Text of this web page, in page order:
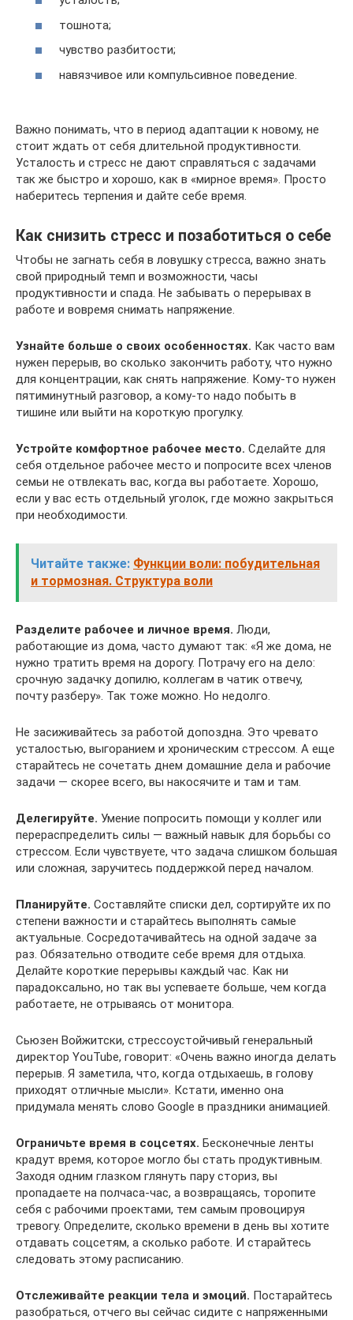
тошнота;
чувство разбитости;
навязчивое или компульсивное поведение.
Важно понимать, что в период адаптации к новому, не
стоит ждать от себя длительной продуктивности.
Усталость и стресс не дают справляться с задачами
так же быстро и хорошо, как в «мирное время». Просто
наберитесь терпения и дайте себе время.
Как снизить стресс и позаботиться о себе
Чтобы не загнать себя в ловушку стресса, важно знать
свой природный темп и возможности, часы
продуктивности и спада. Не забывать о перерывах в
работе и вовремя снимать напряжение.
Узнайте больше о своих особенностях. Как часто вам
нужен перерыв, во сколько закончить работу, что нужно
для концентрации, как снять напряжение. Кому-то нужен
пятиминутный разговор, а кому-то надо побыть в
тишине или выйти на короткую прогулку.
Устройте комфортное рабочее место. Сделайте для
себя отдельное рабочее место и попросите всех членов
семьи не отвлекать вас, когда вы работаете. Хорошо,
если у вас есть отдельный уголок, где можно закрыться
при необходимости.
Читайте также: Функции воли: побудительная
и тормозная. Структура воли
Разделите рабочее и личное время. Люди,
работающие из дома, часто думают так: «Я же дома, не
нужно тратить время на дорогу. Потрачу его на дело:
срочную задачку допилю, коллегам в чатик отвечу,
почту разберу». Так тоже можно. Но недолго.
Не засиживайтесь за работой допоздна. Это чревато
усталостью, выгоранием и хроническим стрессом. А еще
старайтесь не сочетать днем домашние дела и рабочие
задачи — скорее всего, вы накосячите и там и там.
Делегируйте. Умение попросить помощи у коллег или
перераспределить силы — важный навык для борьбы со
стрессом. Если чувствуете, что задача слишком большая
или сложная, заручитесь поддержкой перед началом.
Планируйте. Составляйте списки дел, сортируйте их по
степени важности и старайтесь выполнять самые
актуальные. Сосредотачивайтесь на одной задаче за
раз. Обязательно отводите себе время для отдыха.
Делайте короткие перерывы каждый час. Как ни
парадоксально, но так вы успеваете больше, чем когда
работаете, не отрываясь от монитора.
Сьюзен Войжитски, стрессоустойчивый генеральный
директор YouTube, говорит: «Очень важно иногда делать
перерыв. Я заметила, что, когда отдыхаешь, в голову
приходят отличные мысли». Кстати, именно она
придумала менять слово Googlе в праздники анимацией.
Ограничьте время в соцсетях. Бесконечные ленты
крадут время, которое могло бы стать продуктивным.
Заходя одним глазком глянуть пару сториз, вы
пропадаете на полчаса-час, а возвращаясь, торопите
себя с рабочими проектами, тем самым провоцируя
тревогу. Определите, сколько времени в день вы хотите
отдавать соцсетям, а сколько работе. И старайтесь
следовать этому расписанию.
Отслеживайте реакции тела и эмоций. Постарайтесь
разобраться, отчего вы сейчас сидите с напряженными